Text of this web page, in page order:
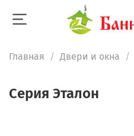
Главная Двери и окна
Серия Эталон